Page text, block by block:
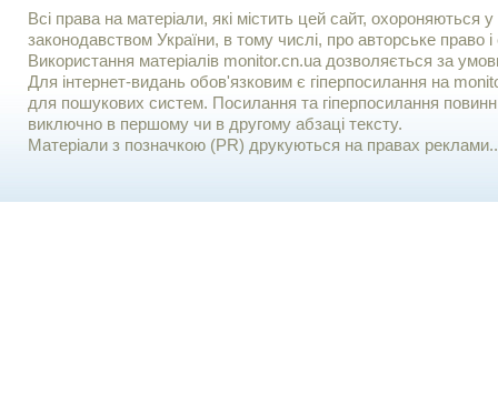
Всі права на матеріали, які містить цей сайт, охороняються у
законодавством України, в тому числі, про авторське право і
Використання матерiалiв monitor.cn.ua дозволяється за
Для iнтернет-видань обов'язковим є гiперпосилання на
для пошукових систем. Посилання та гіперпосилання
виключно в першому чи в другому абзаці тексту.
Матеріали з позначкою (PR) друкуються на правах реклами..